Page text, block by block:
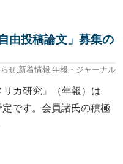
由投稿論文」募集の
せ 新着情報 年報・ジャーナル
カ研究』（年報）は
です。会員諸氏の積極